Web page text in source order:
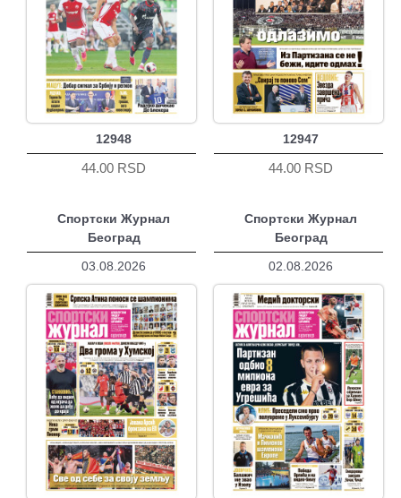
12948
44.00 RSD
12947
44.00 RSD
Спортски Журнал
Београд
03.08.2026
Спортски Журнал
Београд
02.08.2026